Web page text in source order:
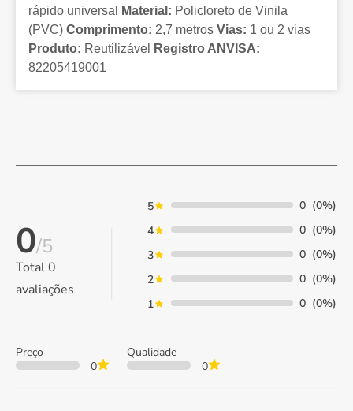
rápido universal
Material: Policloreto de Vinila
(PVC) Comprimento: 2,7 metros Vias: 1 ou 2 vias
Produto: Reutilizável
Registro ANVISA:
82205419001
0/5
Total0
avaliações
5 0 (0%)
4
0 (0%)
3
0 (0%)
2
0 (0%)
1
0 (0%)
Preço
0
Qualidade
0